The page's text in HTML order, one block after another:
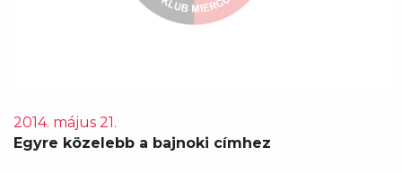
2014. május 21.
Egyre közelebb a bajnoki címhez